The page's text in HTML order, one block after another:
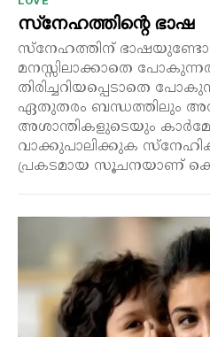
സ്‌നേഹത്തിന്റെ ഭാഷ
സ്നേഹത്തിന്
മനസ്സിലാക്കാതെ
തിരിച്ചറിയപ്പെടാതെ
ഏതുതരം ബന്ധത്തിലും
അശാന്തികളുടെയും
വാക്കുപാലിക്കുക സ്നേഹിക്കുന്നുവെന്നതിന്റെ
പ്രകടമായ സൂചനയാണ്